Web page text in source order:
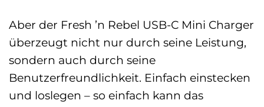
Aber der Fresh ’n Rebel USB-C Mini Charger
überzeugt nicht nur durch seine Leistung,
sondern auch durch seine
Benutzerfreundlichkeit. Einfach einstecken
und loslegen – so einfach kann das